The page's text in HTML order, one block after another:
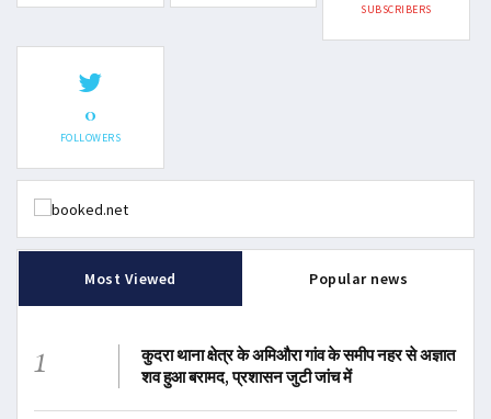
SUBSCRIBERS
0
FOLLOWERS
Most Viewed Popular news
1
कुदरा थाना क्षेत्र के अमिऔरा गांव के समीप नहर से अज्ञात
शव हुआ बरामद, प्रशासन जुटी जांच में